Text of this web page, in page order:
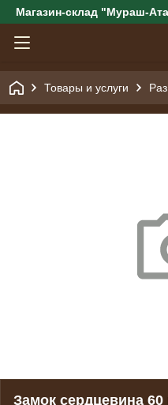
Магазин-склад "Мураш-
Товары и услуги
Замок сердцевина